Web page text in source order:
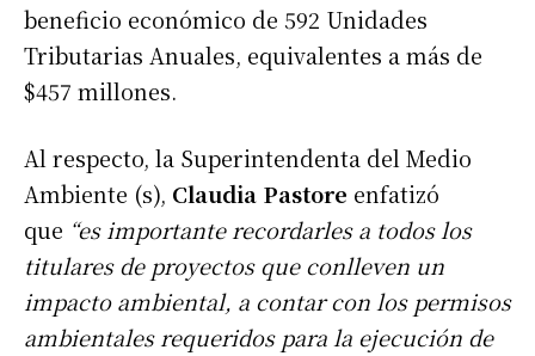
beneficio económico de 592 Unidades
Tributarias Anuales, equivalentes a más de
$457 millones.
Al respecto, la Superintendenta del Medio
Ambiente (s), Claudia Pastore enfatizó
que “es importante recordarles a todos los
titulares de proyectos que conlleven un
impacto ambiental, a contar con los permisos
ambientales requeridos para la ejecución de